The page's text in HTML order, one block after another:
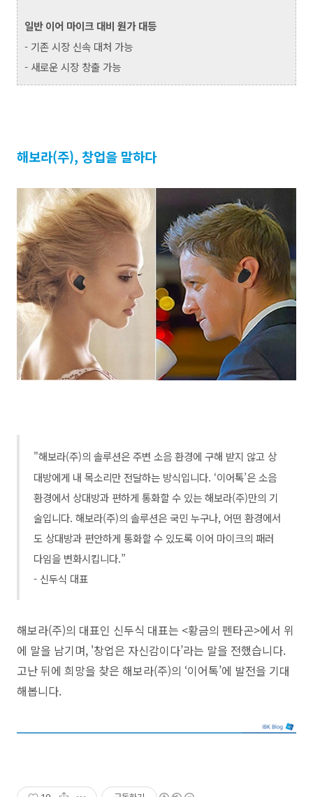
일반 이어 마이크 대비 원가 대등
- 기존 시장 신속 대처 가능
- 새로운 시장 창출 가능
해보라(주), 창업을 말하다
"해보라(주)의 솔루션은 주변 소음 환경에 구해 받지 않고 상
대방에게 내 목소리만 전달하는 방식입니다. ‘이어톡’은 소음
환경에서 상대방과 편하게 통화할 수 있는 해보라(주)만의 기
술입니다. 해보라(주)의 솔루션은 국민 누구나, 어떤 환경에서
도 상대방과 편안하게 통화할 수 있도록 이어 마이크의 패러
다임을 변화시킵니다.”
- 신두식 대표
해보라(주)의 대표인 신두식 대표는 <황금의 펜타곤>에서 위
에 말을 남기며, '창업은 자신감이다’라는 말을 전했습니다.
고난 뒤에 희망을 찾은 해보라(주)의 ‘이어톡’에 발전을 기대
해봅니다.